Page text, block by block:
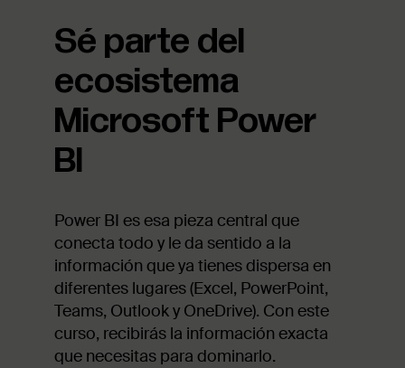
Sé parte del
ecosistema
Microsoft Power
BI
Power BI es esa pieza central que
conecta todo y le da sentido a la
información que ya tienes dispersa en
diferentes lugares (Excel, PowerPoint,
Teams, Outlook y OneDrive). Con este
curso, recibirás la información exacta
que necesitas para dominarlo.